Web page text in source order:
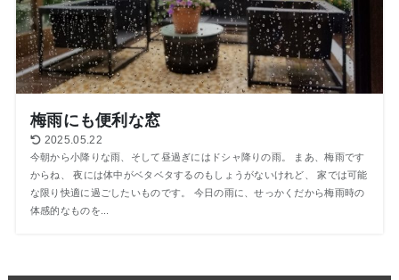
梅雨にも便利な窓
2025.05.22
今朝から小降りな雨、そして昼過ぎにはドシャ降りの雨。 まあ、梅雨です
からね、 夜には体中がベタベタするのもしょうがないけれど、 家では可能
な限り快適に過ごしたいものです。 今日の雨に、せっかくだから梅雨時の
体感的なものを...